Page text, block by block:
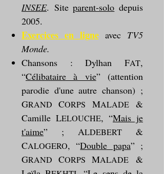
INSEE. Siteparent-solo depuis
2005.
Exercices en ligneavec TV5
Monde.
Chansons : Dylhan FAT,
“Célibataire à vie” (attention
parodie d'une autre chanson) ;
GRAND CORPS MALADE &
Camille LELOUCHE, “Mais je
t'aime” ; ALDEBERT &
CALOGERO, “Double papa” ;
GRAND CORPS MALADE &